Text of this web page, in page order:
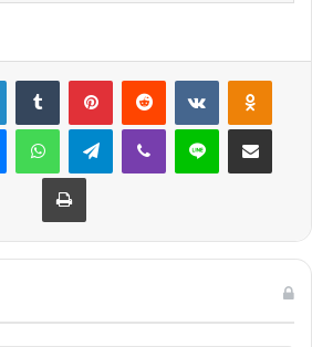
LinkedInTumblr PinterestReddit VKontakte
MessengerWhatsAppTelegramViber Line E-Posta ile
Yazdır